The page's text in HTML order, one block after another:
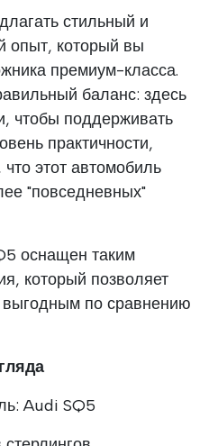
стильный и
опыт, который вы
премиум-класса.
баланс: здесь
чтобы поддерживать
практичности,
что этот автомобиль
"повседневных"
оснащен таким
который позволяет
выгодным по сравнению
Audi SQ5